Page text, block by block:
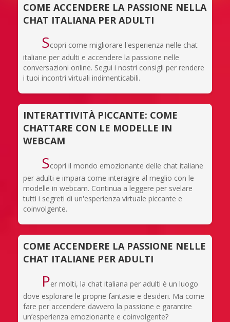
COME ACCENDERE LA PASSIONE NELLA
CHAT ITALIANA PER ADULTI
Scopri come migliorare l'esperienza nelle chat
italiane per adulti e accendere la passione nelle
conversazioni online. Segui i nostri consigli per rendere
i tuoi incontri virtuali indimenticabili.
INTERATTIVITÀ PICCANTE: COME
CHATTARE CON LE MODELLE IN
WEBCAM
Scopri il mondo emozionante delle chat italiane
per adulti e impara come interagire al meglio con le
modelle in webcam. Continua a leggere per svelare
tutti i segreti di un'esperienza virtuale piccante e
coinvolgente.
COME ACCENDERE LA PASSIONE NELLE
CHAT ITALIANE PER ADULTI
Per molti, la chat italiana per adulti è un luogo
dove esplorare le proprie fantasie e desideri. Ma come
fare per accendere davvero la passione e garantire
un’esperienza emozionante e coinvolgente?